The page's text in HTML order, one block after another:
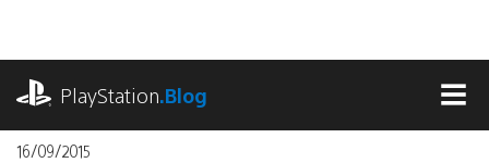
contenido
PlayStation.Blog
16/09/2015